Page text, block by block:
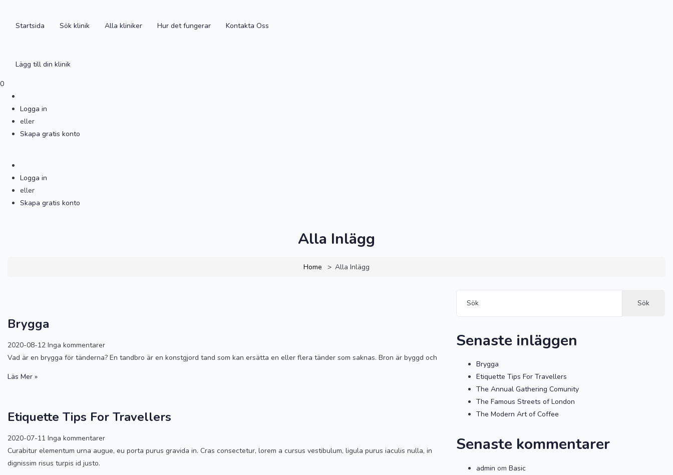
Startsida Sök klinik Alla kliniker Hur det fungerar Kontakta Oss
Lägg till din klinik
0
Logga in
eller
Skapa gratis konto
Logga in
eller
Skapa gratis konto
Alla Inlägg
Home Alla Inlägg
Brygga
2020-08-12 Inga kommentarer
Vad är en brygga för tänderna? En tandbro är en konstgjord tand som kan ersätta en eller flera tänder som saknas. Bron är byggd och
Läs Mer »
Etiquette Tips For Travellers
2020-07-11 Inga kommentarer
Curabitur elementum urna augue, eu porta purus gravida in. Cras consectetur, lorem a cursus vestibulum, ligula purus iaculis nulla, in
dignissim risus turpis id justo.
Sök
Senaste inläggen
Brygga
Etiquette Tips For Travellers
The Annual Gathering Comunity
The Famous Streets of London
The Modern Art of Coffee
Senaste kommentarer
admin omBasic